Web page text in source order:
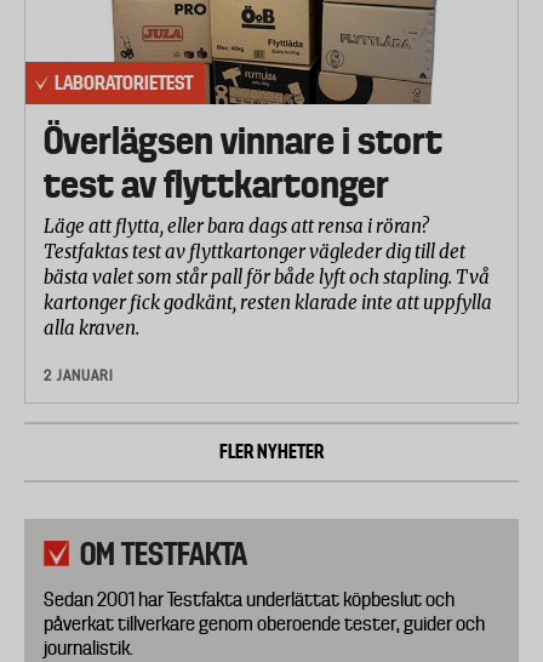
LABORATORIETEST
Överlägsen vinnare i stort
test av flyttkartonger
Läge att flytta, eller bara dags att rensa i röran?
Testfaktas test av flyttkartonger vägleder dig till det
bästa valet som står pall för både lyft och stapling. Två
kartonger fick godkänt, resten klarade inte att uppfylla
alla kraven.
2 JANUARI
FLER NYHETER
OM TESTFAKTA
Sedan 2001 har Testfakta underlättat köpbeslut och
påverkat tillverkare genom oberoende tester, guider och
journalistik.